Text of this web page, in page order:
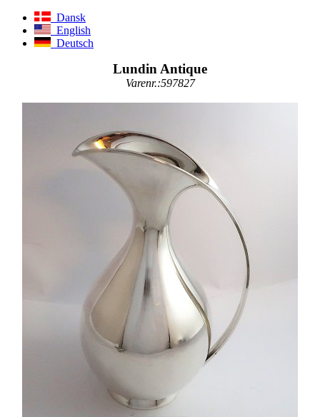
Dansk
English
Deutsch
Lundin Antique
Varenr.:597827